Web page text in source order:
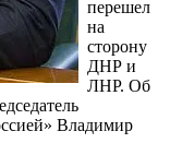
перешел
на
сторону
ДНР и
ЛНР. Об
Владимир